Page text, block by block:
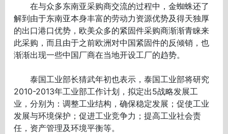
在与众多东南亚采购商交流的过程中，金蜘蛛还了
解到由于东南亚本身丰富的劳动力资源优势及得天独厚
的出口港口优势，欧美众多的紧固件采购商渐渐青睐来
此采购，而且由于之前欧洲对中国紧固件的反倾销，也
渐渐出现一些中国厂商在当地开设工厂的趋势。
泰国工业部长猜武年初也表示，泰国工业部将研究
2010-2013年工业部工作计划，拟定出5战略发展工
业，分别为：调整工业结构，确保稳定发展；促使工业
发展与环境保护；促进工业竞争力；提高工业社会责
任，资产管理及环境平衡等。